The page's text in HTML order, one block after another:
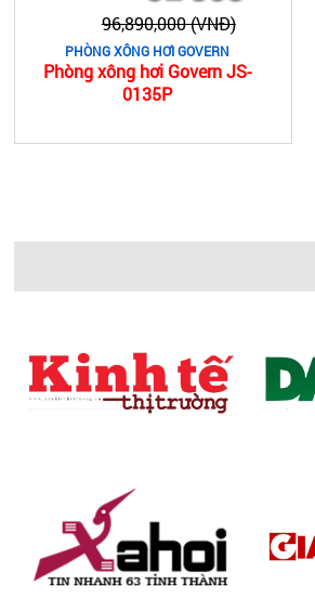
96,890,000 (VNĐ)
PHÒNG XÔNG HƠI GOVERN
Phòng xông hơi Govern JS-
0135P